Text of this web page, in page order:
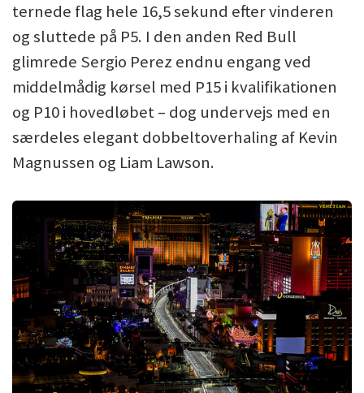
ternede flag hele 16,5 sekund efter vinderen
og sluttede på P5. I den anden Red Bull
glimrede Sergio Perez endnu engang ved
middelmådig kørsel med P15 i kvalifikationen
og P10 i hovedløbet – dog undervejs med en
særdeles elegant dobbeltoverhaling af Kevin
Magnussen og Liam Lawson.